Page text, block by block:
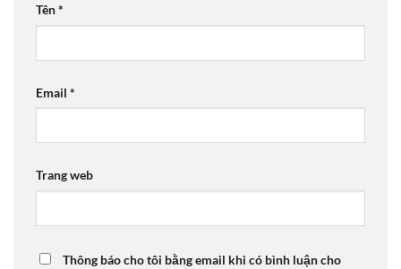
Tên*
Email *
Trang web
Thông báo cho tôi bằng email khi có bình luận cho